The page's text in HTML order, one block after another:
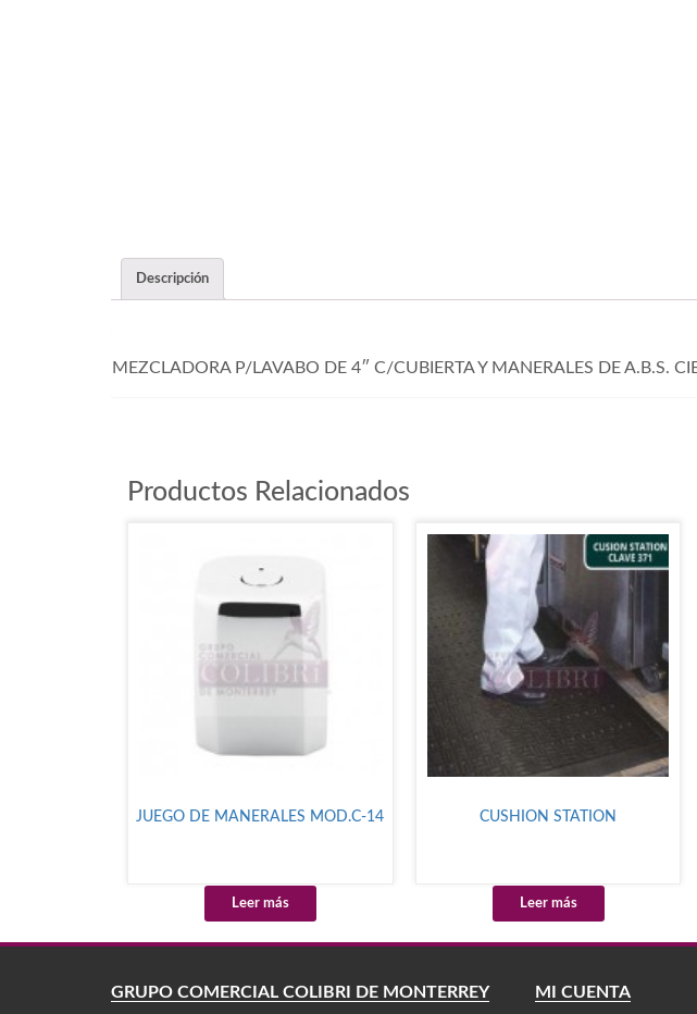
Descripción
MEZCLADORA P/LAVABO DE 4″ C/CUBIERTA Y MANERALES DE A.B.S.
Productos Relacionados
JUEGO DE MANERALES MOD.C-14
Leer más
CUSHION STATION
Leer más
GRUPO COMERCIAL COLIBRÍ DE MONTERREY MI CUENTA